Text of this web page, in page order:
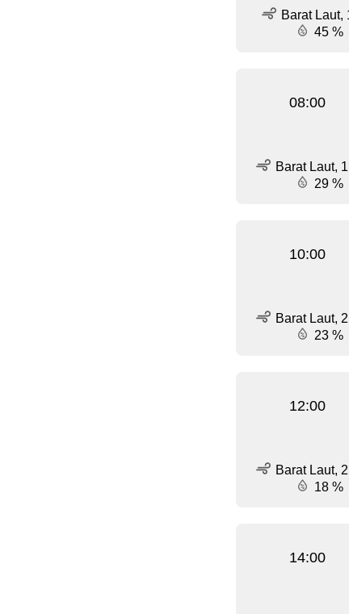
Barat Laut,
45 %
08:00
Barat Laut,
29 %
10:00
Barat Laut,
23 %
12:00
Barat Laut,
18 %
14:00